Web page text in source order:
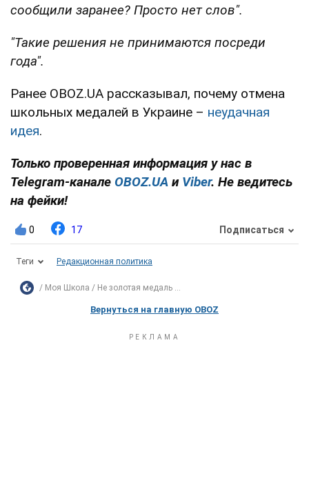
сообщили заранее? Просто нет слов".
"Такие решения не принимаются посреди
года".
Ранее OBOZ.UA рассказывал, почему отмена
школьных медалей в Украине – неудачная
идея.
Только проверенная информация у нас в
Telegram-канале OBOZ.UA и Viber. Не ведитесь
на фейки!
0 17 Подписаться
Теги Редакционная политика
Моя Школа Не золотая медаль ...
Вернуться на главную OBOZ